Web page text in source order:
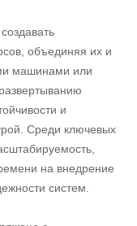
объединяя их и
машинами или
и
Среди ключевых
на внедрение
систем.